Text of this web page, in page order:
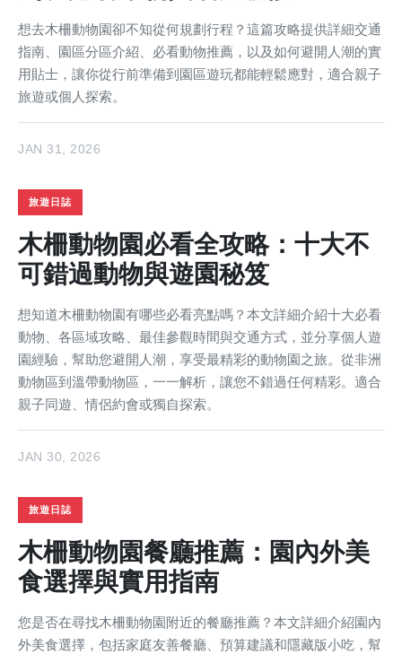
想去木柵動物園卻不知從何規劃行程？這篇攻略提供詳細交通
指南、園區分區介紹、必看動物推薦，以及如何避開人潮的實
用貼士，讓你從行前準備到園區遊玩都能輕鬆應對，適合親子
旅遊或個人探索。
JAN 31, 2026
旅遊日誌
木柵動物園必看全攻略：十大不
可錯過動物與遊園秘笈
想知道木柵動物園有哪些必看亮點嗎？本文詳細介紹十大必看
動物、各區域攻略、最佳參觀時間與交通方式，並分享個人遊
園經驗，幫助您避開人潮，享受最精彩的動物園之旅。從非洲
動物區到溫帶動物區，一一解析，讓您不錯過任何精彩。適合
親子同遊、情侶約會或獨自探索。
JAN 30, 2026
旅遊日誌
木柵動物園餐廳推薦：園內外美
食選擇與實用指南
您是否在尋找木柵動物園附近的餐廳推薦？本文詳細介紹園內
外美食選擇，包括家庭友善餐廳、預算建議和隱藏版小吃，幫